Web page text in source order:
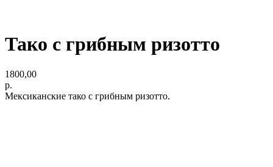
Тако с грибным ризотто
1800,00
р.
Мексиканские тако с грибным ризотто.